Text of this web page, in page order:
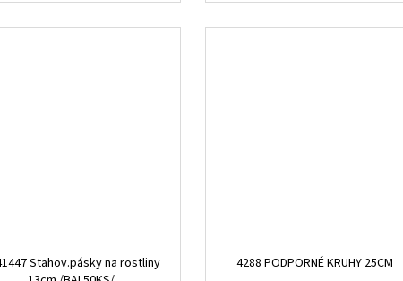
Stahov.pásky na rostliny
4288 PODPORNÉ KRUHY 25CM